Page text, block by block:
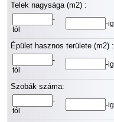
Telek nagysága (m2) :
-
tól
-ig
Épület hasznos területe (m2) :
-
tól
-ig
Szobák száma:
-
tól
-ig